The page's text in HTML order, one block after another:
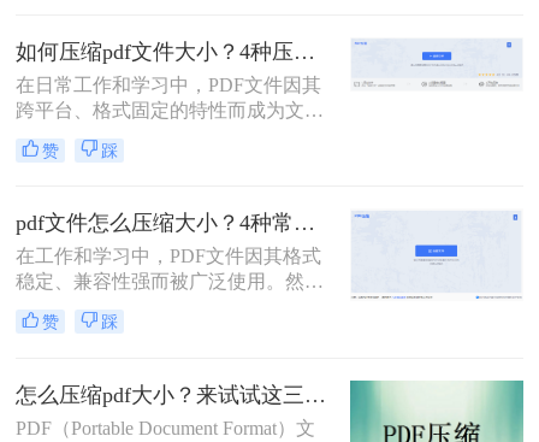
如何压缩pdf文件大小？4种压缩方法详解！
在日常工作和学习中，PDF文件因其
跨平台、格式固定的特性而成为文档
交换的首选格式。然而，过大的PDF
文件常常带来诸多不便，无论是通过
存储在有限的设备空间中，都会遇到
限制。因此，掌握如何压缩pdf文件大
小的技能显得至关重要。
赞 踩
pdf文件怎么压缩大小？4种常用压缩方法详解！
在工作和学习中，PDF文件因其格式
稳定、兼容性强而被广泛使用。然
而，PDF文件体积过大常会导致存储
空间不足、传输速度慢等问题。那么
4种常用的PDF压缩方法，帮助您快速
减小文件大小。
赞 踩
怎么压缩pdf大小？来试试这三种压缩方式！
PDF（Portable Document Format）文